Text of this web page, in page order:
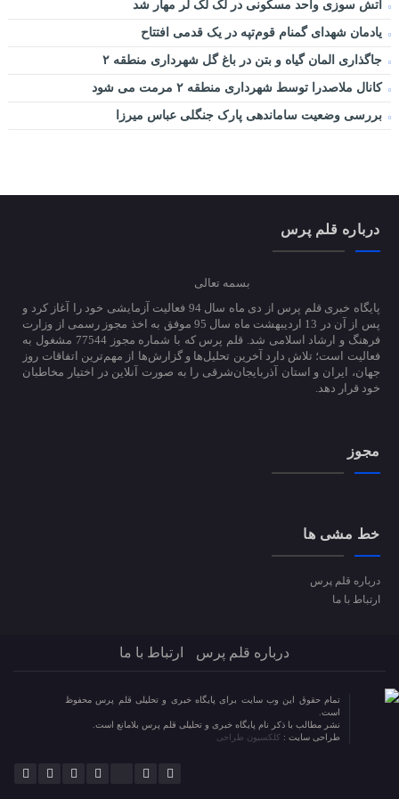
آتش سوزی واحد مسکونی در لک لک لر مهار شد
یادمان شهدای گمنام قوم‌تپه در یک قدمی افتتاح
جاگذاری المان گیاه و بتن در باغ گل شهرداری منطقه ۲
کانال ملاصدرا توسط شهرداری منطقه ۲ مرمت می شود
بررسی وضعیت ساماندهی پارک جنگلی عباس میرزا
درباره قلم پرس
بسمه تعالی
پایگاه خبری قلم پرس از دی ماه سال 94 فعالیت آزمایشی خود را آغاز کرد و
پس از آن در 13 اردیبهشت ماه سال 95 موفق به اخذ مجوز رسمی از وزارت
فرهنگ و ارشاد اسلامی شد. قلم پرس که با شماره مجوز 77544 مشغول به
فعالیت است؛ تلاش دارد آخرین تحلیل‌ها و گزارش‌ها از مهم‌ترین اتفاقات روز
جهان، ایران و استان آذربایجان‌شرقی را به صورت آنلاین در اختیار مخاطبان
خود قرار دهد.
مجوز
خط مشی ها
درباره قلم پرس
ارتباط با ما
درباره قلم پرس ارتباط با ما
تمام حقوق این وب سایت برای پایگاه خبری و تحلیلی قلم پرس محفوظ
است.
نشر مطالب با ذکر نام پایگاه خبری و تحلیلی قلم پرس بلامانع است.
طراحی سایت : کلکسیون طراحی